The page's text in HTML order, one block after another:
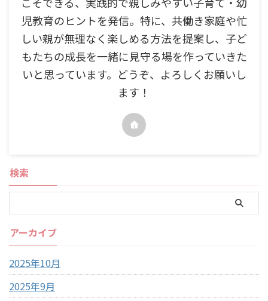
児教育のヒントを発信。特に、共働き家庭や忙
しい親が無理なく楽しめる方法を提案し、子ど
もたちの成長を一緒に見守る場を作っていきた
いと思っています。どうぞ、よろしくお願いし
ます！
検索
アーカイブ
2025年10月
2025年9月